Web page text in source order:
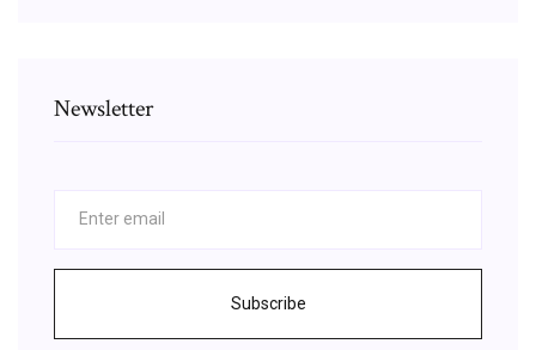
Newsletter
Subscribe